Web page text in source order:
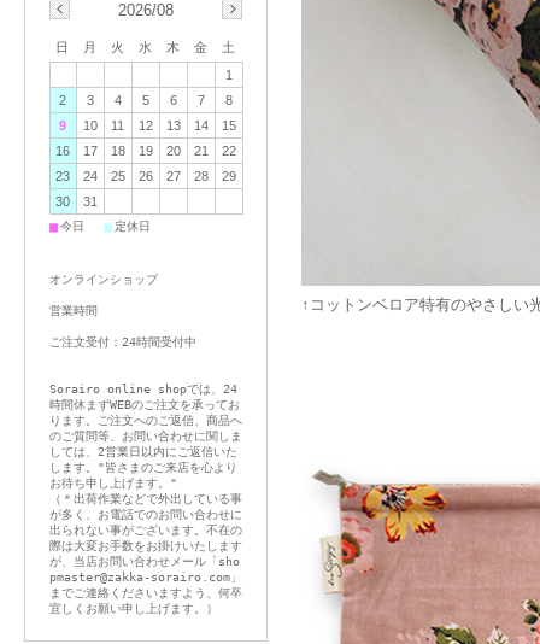
↑コットンベロア特有のやさしい
2026/08
日 月 火 水 木 金
土
1
2
3 4 5 6 7
8
9
10 11 12 13 14
15
16
17 18 19 20 21
22
23
24 25 26 27 28
29
30
31
■今日 ■定休日
オンラインショップ
営業時間
ご注文受付：24時間受付中
Sorairo online shopでは、24
時間休まずWEBのご注文を承ってお
ります。ご注文へのご返信、商品へ
のご質問等、お問い合わせに関しま
しては、2営業日以内にご返信いた
します。"皆さまのご来店を心より
お待ち申し上げます。"
（＊出荷作業などで外出している事
が多く、お電話でのお問い合わせに
出られない事がございます。不在の
際は大変お手数をお掛けいたします
が、当店お問い合わせメール「sho
pmaster@zakka-sorairo.com」
までご連絡くださいますよう、何卒
宜しくお願い申し上げます。）